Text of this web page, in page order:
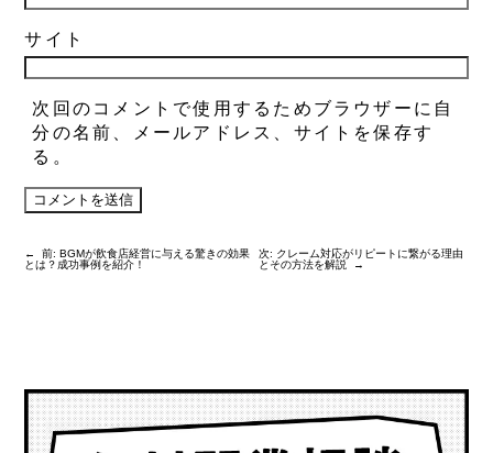
サイト
次回のコメントで使用するためブラウザーに自
分の名前、メールアドレス、サイトを保存す
る。
← 前:BGMが飲食店経営に与える驚きの効果
とは？成功事例を紹介！
次: クレーム対応がリピートに繋がる理由
とその方法を解説
→